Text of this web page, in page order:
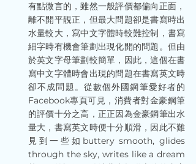
有點微言的，雖然一般評價都偏向正面，
離不開平靚正，但最大問題卻是書寫時出
水量較大，寫中文字體時較難控制，書寫
細字時有機會筆劃出現化開的問題。但由
於英文字母筆劃較簡單，因此，這個在書
寫中文字體時會出現的問題在書寫英文時
卻不成問題。從數個外國鋼筆愛好者的
Facebook專頁可見，消費者對金豪鋼筆
的評價十分之高，正正因為金豪鋼筆出水
量大，書寫英文時便十分順滑，因此不難
見到一些如buttery smooth, glides
through the sky, writes like a dream